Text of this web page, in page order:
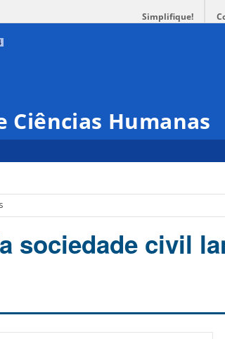
Simplifique!
Ciências Humanas
sociedade civil